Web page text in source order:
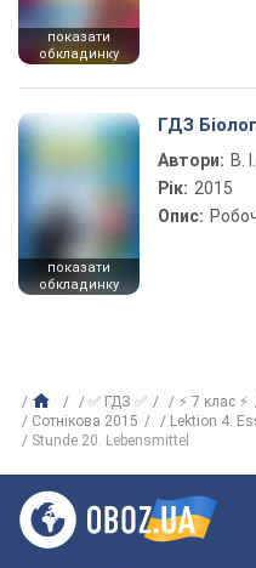
показати
обкладинку
показати
обкладинку
ГДЗ
Автори: В.
Рік: 2015
Опис:
✅ ГДЗ ✅ ⚡ 7 клас ⚡
Сотнікова 2015
Lektion 4.
Stunde 20. Lebensmittel